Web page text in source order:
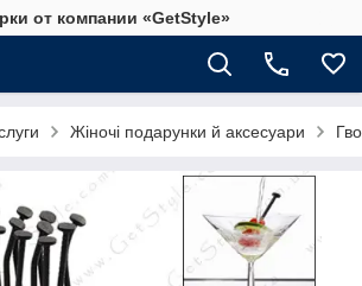
от компании «GetStyle»
Жіночі подарунки й аксесуари